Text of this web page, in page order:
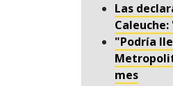
Las
"Podría
mes